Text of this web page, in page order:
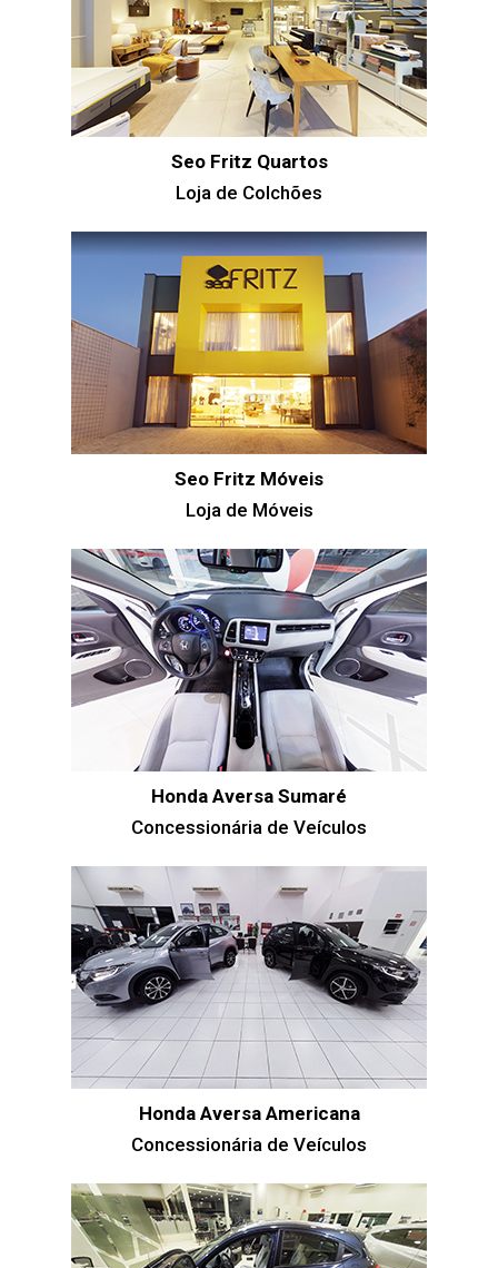
Seo Fritz Quartos
Loja de Colchões
Seo Fritz Móveis
Loja de Móveis
Honda Aversa Sumaré
Concessionária de Veículos
Honda Aversa Americana
Concessionária de Veículos